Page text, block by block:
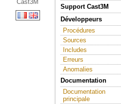
Cast3M
Support Cast3M
Développeurs
Procédures
Sources
Includes
Erreurs
Anomalies
Documentation
Documentation
principale